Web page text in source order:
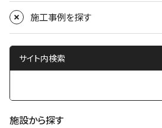
施工事例を探す
サイト内検索
施設から探す